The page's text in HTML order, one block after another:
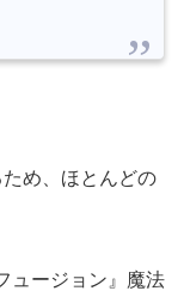
め、ほとんどの
ュージョン』魔法